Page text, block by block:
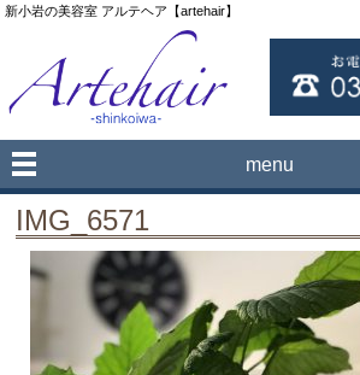
新小岩の美容室 アルテヘア【artehair】
menu
IMG_6571